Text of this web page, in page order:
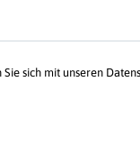
sich mit unseren